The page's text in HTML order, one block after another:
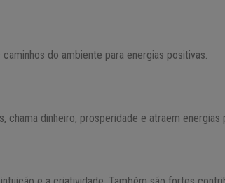
do ambiente para energias positivas.
chama dinheiro, prosperidade e atraem energias